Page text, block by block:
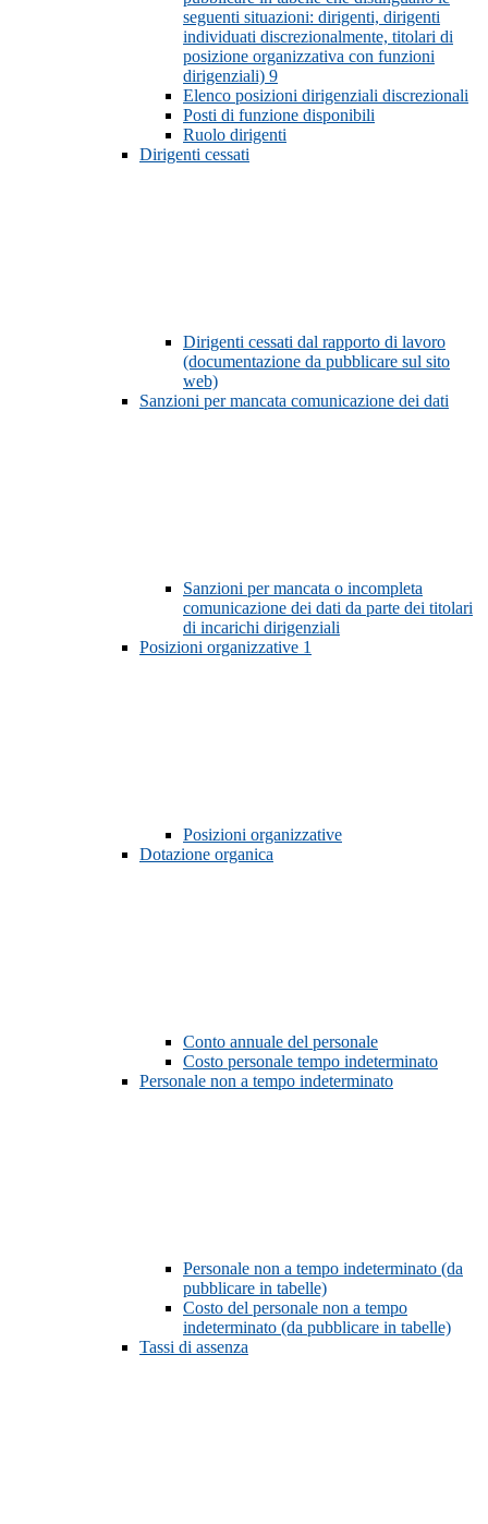
seguenti situazioni: dirigenti, dirigenti
individuati discrezionalmente, titolari di
posizione organizzativa con funzioni
dirigenziali) 9
Elenco posizioni dirigenziali discrezionali
Posti di funzione disponibili
Ruolo dirigenti
Dirigenti cessati
Dirigenti cessati dal rapporto di lavoro
(documentazione da pubblicare sul sito
web)
Sanzioni per mancata comunicazione dei dati
Sanzioni per mancata o incompleta
comunicazione dei dati da parte dei titolari
di incarichi dirigenziali
Posizioni organizzative 1
Posizioni organizzative
Dotazione organica
Conto annuale del personale
Costo personale tempo indeterminato
Personale non a tempo indeterminato
Personale non a tempo indeterminato (da
pubblicare in tabelle)
Costo del personale non a tempo
indeterminato (da pubblicare in tabelle)
Tassi di assenza